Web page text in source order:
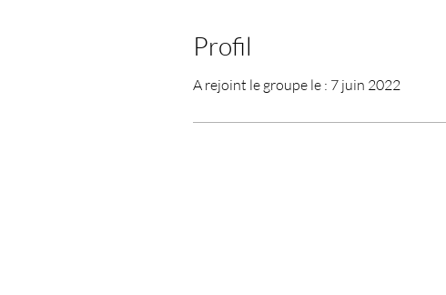
Profil
A rejoint le groupe le : 7 juin 2022